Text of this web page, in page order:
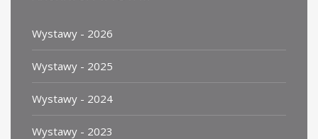
Wystawy - 2026
Wystawy - 2025
Wystawy - 2024
Wystawy - 2023